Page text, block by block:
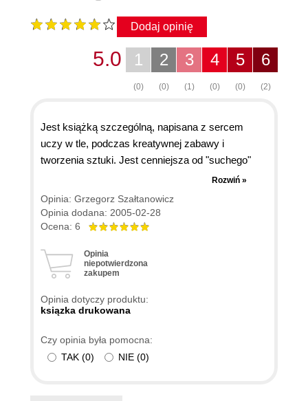
Dodaj opinię
6
(2)
5
(0)
4
(0)
3
(1)
2
(0)
1
(0)
5.0
Jest książką szczególną, napisana z sercem
uczy w tle, podczas kreatywnej zabawy i
tworzenia sztuki. Jest cenniejsza od "suchego"
podręcznika. Uczy wykorzystując komputer do
tworzenia sztuki, wywołując nastrój refleksji i
zadumy. Jak ładnie napisano w przedmowie - jest
przewodnikiem i inspiracją dla każdego, kto chce
Rozwiń »
Opinia: Grzegorz Szałtanowicz
Opinia dodana: 2005-02-28
Ocena: 6
Opinia
niepotwierdzona
zakupem
Opinia dotyczy produktu:
ksiązka drukowana
Czy opinia była pomocna:
TAK (0) NIE (0)